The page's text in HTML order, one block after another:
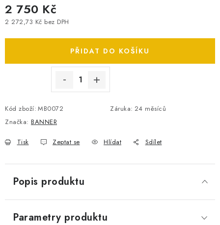
PŘÍSLUŠENSTVÍ
DOPRAVA ZDARMA
POŠTOVNÉ A DOPRAVA
KONFIGURÁTOR AUTOBATERIÍ
VÝMĚNA AUTOBATERIE
OBCHODNÍ PODMÍNKY
OCHRANA OSOBNÍCH ÚDAJŮ
JAK NA TO S BATTERY.CZ
ČASTO KLADENÉ OTÁZKY, FAQ
2 750 Kč
2 272,73 Kč bez DPH
PŘIDAT DO KOŠÍKU
Kód zboží: MB0072 Záruka: 24 měsíců
Značka: BANNER
Tisk Zeptat se Hlídat Sdílet
Popis produktu
Parametry produktu